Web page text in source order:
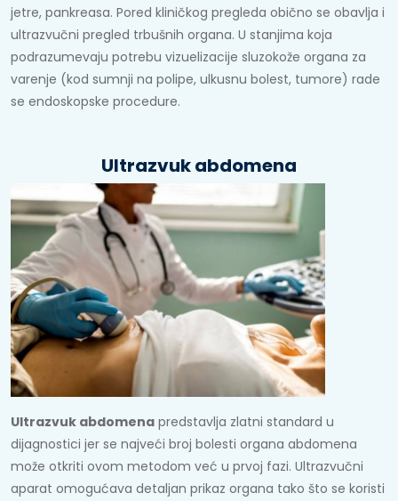
jetre, pankreasa. Pored kliničkog pregleda obično se obavlja i
ultrazvučni pregled trbušnih organa. U stanjima koja
podrazumevaju potrebu vizuelizacije sluzokože organa za
varenje (kod sumnji na polipe, ulkusnu bolest, tumore) rade
se endoskopske procedure.
Ultrazvuk abdomena
Ultrazvuk abdomena predstavlja zlatni standard u
dijagnostici jer se najveći broj bolesti organa abdomena
može otkriti ovom metodom već u prvoj fazi. Ultrazvučni
aparat omogućava detaljan prikaz organa tako što se koristi